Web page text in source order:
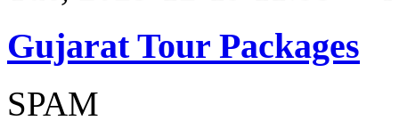
Gujarat Tour Packages
SPAM